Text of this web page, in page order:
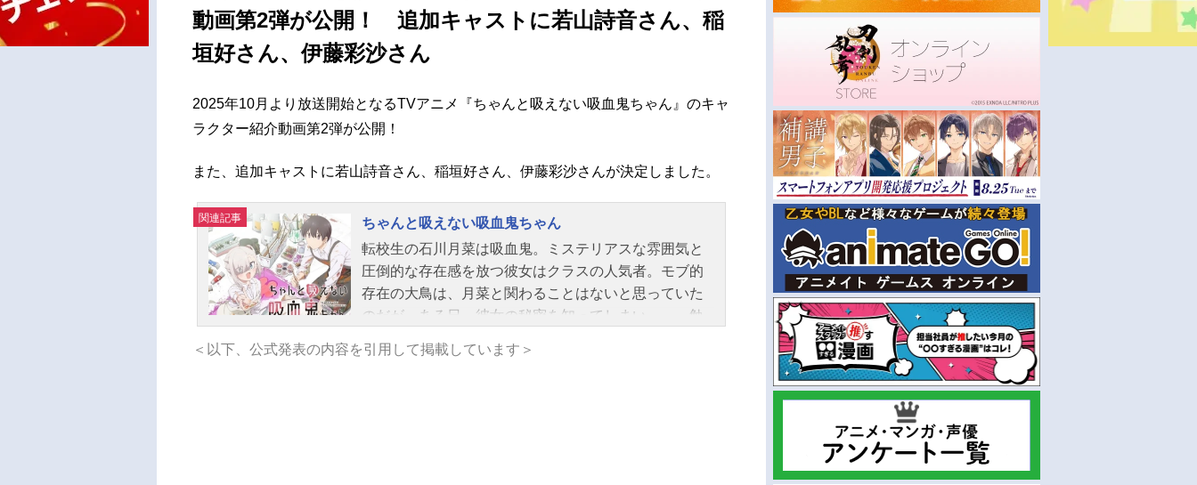
動画第2弾が公開！ 追加キャストに若山詩音さん、稲
垣好さん、伊藤彩沙さん
2025年10月より放送開始となるTVアニメ『ちゃんと吸えない吸血鬼ちゃん』のキャ
ラクター紹介動画第2弾が公開！
また、追加キャストに若山詩音さん、稲垣好さん、伊藤彩沙さんが決定しました。
関連記事
ちゃんと吸えない吸血鬼ちゃん
転校生の石川月菜は吸血鬼。ミステリアスな雰囲気と
圧倒的な存在感を放つ彼女はクラスの人気者。モブ的
存在の大鳥は、月菜と関わることはないと思っていた
のだが、ある日、彼女の秘密を知ってしまい……。勉
を吸うのがめっちゃ下手！？あなたもきっと、“ママ”に
＜以下、公式発表の内容を引用して掲載しています＞